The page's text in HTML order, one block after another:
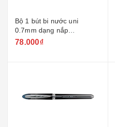
Bộ 1 bút bi nước uni
0.7mm dạng nắp
um151/um151s + ruột
78.000₫